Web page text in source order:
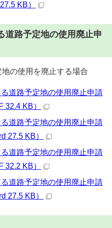
KB）
道路予定地の使用廃止申
の使用を廃止する場合
道路予定地の使用廃止申請
32.4 KB）
道路予定地の使用廃止申請
27.5 KB）
道路予定地の使用廃止申請
32.2 KB）
道路予定地の使用廃止申請
27.5 KB）